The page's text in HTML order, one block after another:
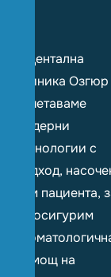
В Дентална
клиника Озгюр
съчетаваме
модерни
технологии с
подход,
към пациента,
да осигурим
помощ на